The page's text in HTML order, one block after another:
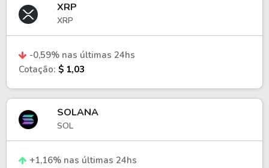
XRP
XRP
-0,59% nas últimas 24hs
Cotação: $ 1,03
SOLANA
SOL
+1,16% nas últimas 24hs